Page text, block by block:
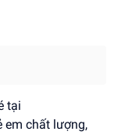
tại
em chất lượng,